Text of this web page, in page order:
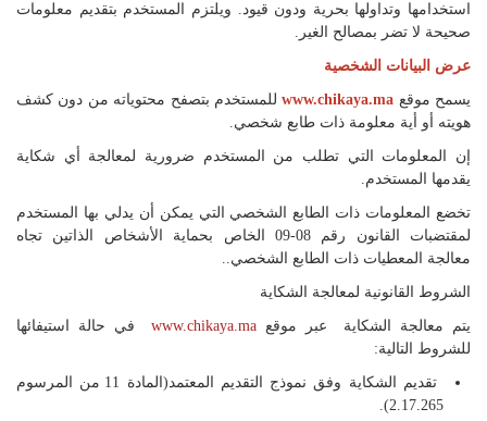
استخدامها وتداولها بحرية ودون قيود. ويلتزم المستخدم بتقديم معلومات
صحيحة لا تضر بمصالح الغير.
عرض البيانات الشخصية
يسمح موقع www.chikaya.maللمستخدم بتصفح محتوياته من دون كشف
هويته أو أية معلومة ذات طابع شخصي.
إن المعلومات التي تطلب من المستخدم ضرورية لمعالجة أي شكاية
يقدمها المستخدم.
تخضع المعلومات ذات الطابع الشخصي التي يمكن أن يدلي بها المستخدم
لمقتضبات القانون رقم 08-09 الخاص بحماية الأشخاص الذاتين تجاه
معالجة المعطيات ذات الطابع الشخصي..
الشروط القانونية لمعالجة الشكاية
يتم معالجة الشكاية عبر موقع www.chikaya.maفي حالة استيفائها
للشروط التالية:
تقديم الشكاية وفق نموذج التقديم المعتمد(المادة 11 من المرسوم
2.17.265).